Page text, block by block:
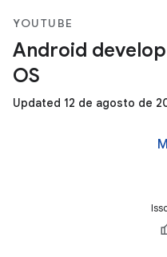
YOUTUBE
Android
OS
Updated 12 de agosto de